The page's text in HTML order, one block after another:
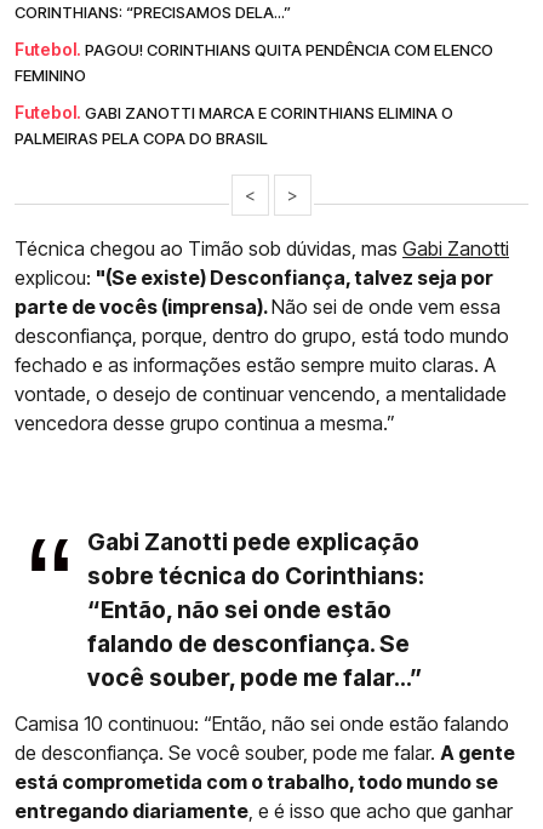
CORINTHIANS: “PRECISAMOS DELA...”
Futebol. PAGOU! CORINTHIANS QUITA PENDÊNCIA COM ELENCO
FEMININO
Futebol. GABI ZANOTTI MARCA E CORINTHIANS ELIMINA O
PALMEIRAS PELA COPA DO BRASIL
< >
Técnica chegou ao Timão sob dúvidas, mas Gabi Zanotti
explicou: "(Se existe) Desconfiança, talvez seja por
parte de vocês (imprensa).Não sei de onde vem essa
desconfiança, porque, dentro do grupo, está todo mundo
fechado e as informações estão sempre muito claras. A
vontade, o desejo de continuar vencendo, a mentalidade
vencedora desse grupo continua a mesma.”
Gabi Zanotti pede explicação
sobre técnica do Corinthians:
“Então, não sei onde estão
falando de desconfiança. Se
você souber, pode me falar...”
Camisa 10 continuou: “Então, não sei onde estão falando
de desconfiança. Se você souber, pode me falar. A gente
está comprometida com o trabalho, todo mundo se
entregando diariamente , e é isso que acho que ganhar